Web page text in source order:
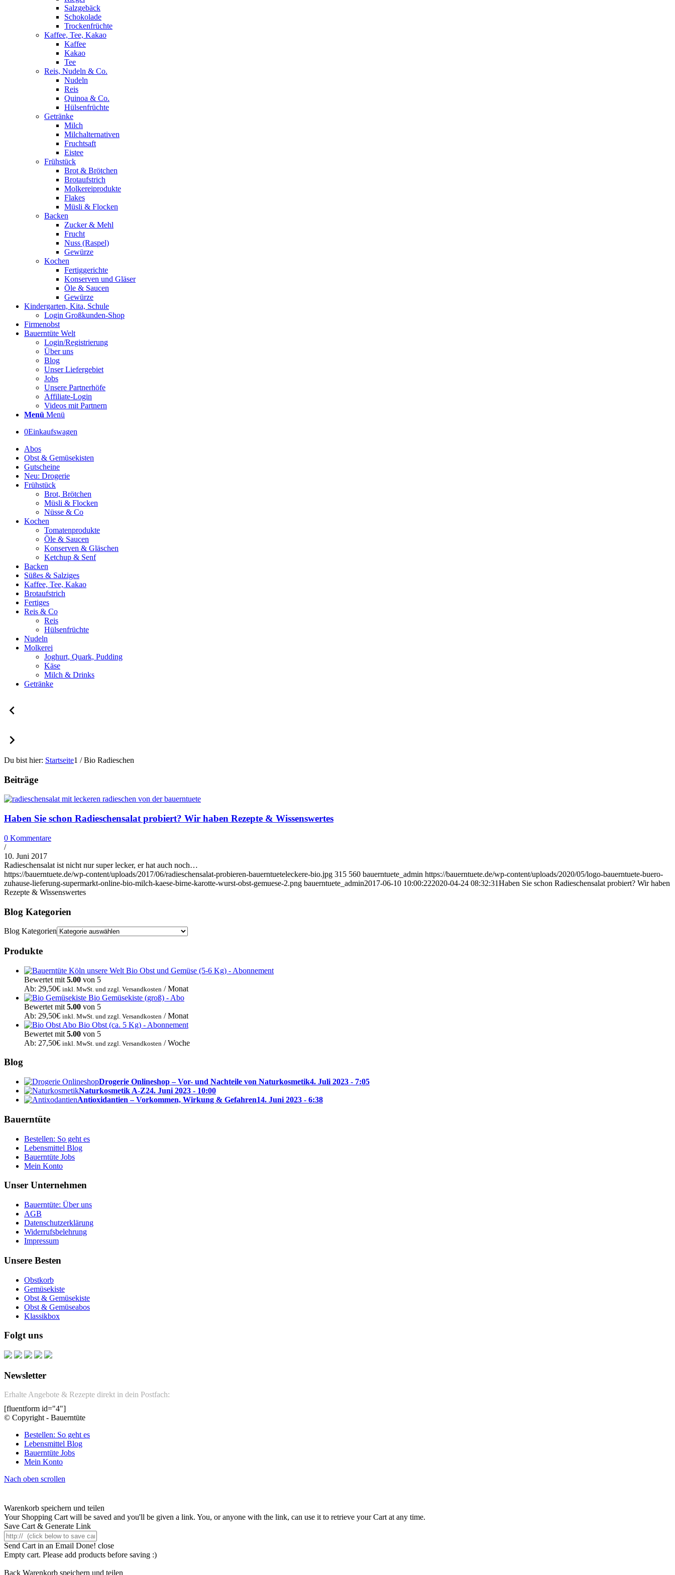
Salzgebäck
Schokolade
Trockenfrüchte
Kaffee, Tee, Kakao
Kaffee
Kakao
Tee
Reis, Nudeln & Co.
Nudeln
Reis
Quinoa & Co.
Hülsenfrüchte
Getränke
Milch
Milchalternativen
Fruchtsaft
Eistee
Frühstück
Brot & Brötchen
Brotaufstrich
Molkereiprodukte
Flakes
Müsli & Flocken
Backen
Zucker & Mehl
Frucht
Nuss (Raspel)
Gewürze
Kochen
Fertiggerichte
Konserven und Gläser
Öle & Saucen
Gewürze
Kindergarten, Kita, Schule
Login Großkunden-Shop
Firmenobst
Bauerntüte Welt
Login/Registrierung
Über uns
Blog
Unser Liefergebiet
Jobs
Unsere Partnerhöfe
Affiliate-Login
Videos mit Partnern
Menü Menü
0Einkaufswagen
Abos
Obst & Gemüsekisten
Gutscheine
Neu: Drogerie
Frühstück
Brot, Brötchen
Müsli & Flocken
Nüsse & Co
Kochen
Tomatenprodukte
Öle & Saucen
Konserven & Gläschen
Ketchup & Senf
Backen
Süßes & Salziges
Kaffee, Tee, Kakao
Brotaufstrich
Fertiges
Reis & Co
Reis
Hülsenfrüchte
Nudeln
Molkerei
Joghurt, Quark, Pudding
Käse
Milch & Drinks
Getränke
Du bist hier: Startseite1 / Bio Radieschen
Beiträge
Haben Sie schon Radieschensalat probiert? Wir haben Rezepte & Wissenswertes
0 Kommentare
/
10. Juni 2017
Radieschensalat ist nicht nur super lecker, er hat auch noch…
https://bauerntuete.de/wp-content/uploads/2017/06/radieschensalat-probieren-bauerntueteleckere-bio.jpg 315 560 bauerntuete_admin https://bauerntuete.de/wp-content/uploads/2020/05/logo-bauerntuete-buero-
zuhause-lieferung-supermarkt-online-bio-milch-kaese-birne-karotte-wurst-obst-gemuese-2.png bauerntuete_admin2017-06-10 10:00:222020-04-24 08:32:31Haben Sie schon Radieschensalat probiert? Wir haben
Rezepte & Wissenswertes
Blog Kategorien
Blog Kategorien
Produkte
Bio Obst und Gemüse (5-6 Kg) - Abonnement
Bewertet mit 5.00 von 5
Ab: 29,50€ inkl. MwSt. und zzgl. Versandkosten / Monat
Bio Gemüsekiste (groß) - Abo
Bewertet mit 5.00 von 5
Ab: 29,50€ inkl. MwSt. und zzgl. Versandkosten / Monat
Bio Obst (ca. 5 Kg) - Abonnement
Bewertet mit 5.00 von 5
Ab: 27,50€ inkl. MwSt. und zzgl. Versandkosten / Woche
Blog
Drogerie Onlineshop – Vor- und Nachteile von Naturkosmetik4. Juli 2023 - 7:05
Naturkosmetik A-Z24. Juni 2023 - 10:00
Antioxidantien – Vorkommen, Wirkung & Gefahren14. Juni 2023 - 6:38
Bauerntüte
Bestellen: So geht es
Lebensmittel Blog
Bauerntüte Jobs
Mein Konto
Unser Unternehmen
Bauerntüte: Über uns
AGB
Datenschutzerklärung
Widerrufsbelehrung
Impressum
Unsere Besten
Obstkorb
Gemüsekiste
Obst & Gemüsekiste
Obst & Gemüseabos
Klassikbox
Folgt uns
Newsletter
Erhalte Angebote & Rezepte direkt in dein Postfach:
[fluentform id="4"]
© Copyright - Bauerntüte
Bestellen: So geht es
Lebensmittel Blog
Bauerntüte Jobs
Mein Konto
Nach oben scrollen
Warenkorb speichern und teilen
Your Shopping Cart will be saved and you'll be given a link. You, or anyone with the link, can use it to retrieve your Cart at any time.
Save Cart & Generate Link
Send Cart in an Email Done! close
Empty cart. Please add products before saving :)
Back Warenkorb speichern und teilen